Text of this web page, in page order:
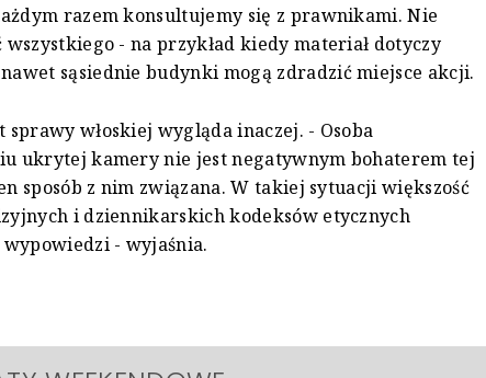
razem konsultujemy się z prawnikami. Nie
wszystkiego - na przykład kiedy materiał dotyczy
sąsiednie budynki mogą zdradzić miejsce akcji.
włoskiej wygląda inaczej. - Osoba
ukrytej kamery nie jest negatywnym bohaterem tej
sposób z nim związana. W takiej sytuacji większość
i dziennikarskich kodeksów etycznych
- wyjaśnia.